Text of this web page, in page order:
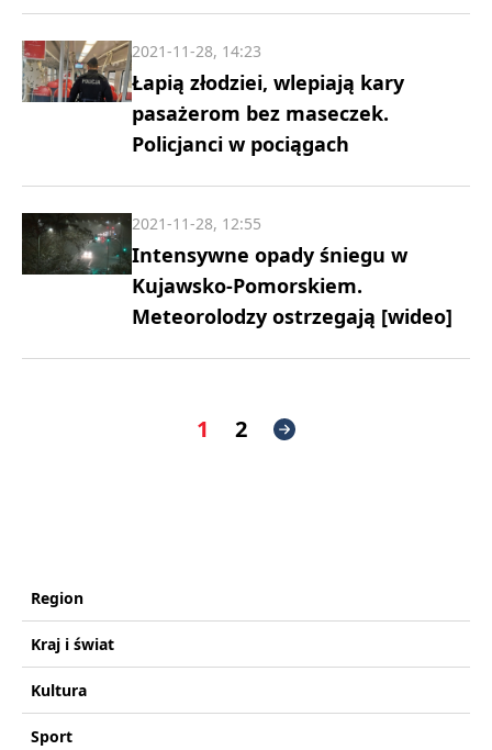
Łapią złodziei, wlepiają kary
pasażerom bez maseczek.
Policjanci w pociągach
2021-11-28, 14:23
Intensywne opady śniegu w
Kujawsko-Pomorskiem.
Meteorolodzy ostrzegają [wideo]
2021-11-28, 12:55
1 2
Region
Kraj i świat
Kultura
Sport